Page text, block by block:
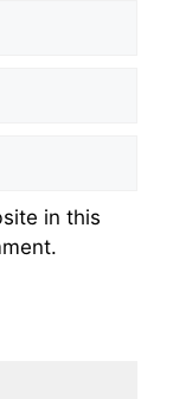
in this